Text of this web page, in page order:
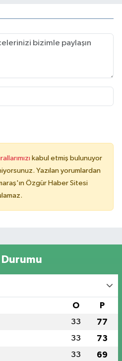
kabul etmiş bulunuyor
Yazılan yorumlardan
Özgür Haber Sitesi
Durumu
O P
33 77
33 73
33 69